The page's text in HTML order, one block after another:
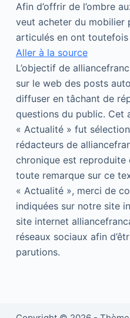
u
Afin d’offrir de l’ombre
veut acheter du mobilier
articulés en ont toutefois
Aller à la source
L’objectif de
sur le web des posts
diffuser en tâchant de
questions du public. Cet
« Actualité » fut
rédacteurs de
chronique est reproduite
toute remarque sur ce
« Actualité », merci de
indiquées sur notre site
site internet
réseaux sociaux afin
parutions.